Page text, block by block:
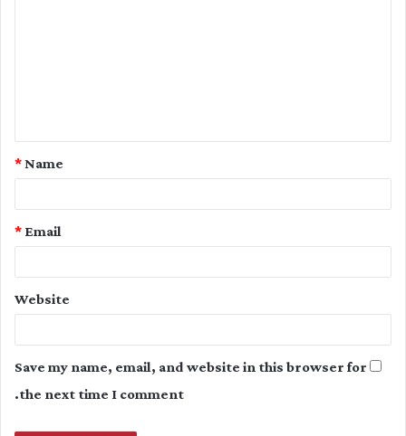
t
Name
*
Email
*
Website
Save my name, email, and website in this browser for
the next time I comment.